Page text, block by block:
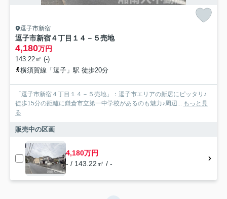
逗子市新宿
逗子市新宿４丁目１４－５売地
4,180万円
143.22㎡ (-)
横須賀線「逗子」駅 徒歩20分
「逗子市新宿４丁目１４－５売地」：逗子市エリアの新居にピッタリ♪
徒歩15分の距離に鎌倉市立第一中学校があるのも魅力♪周辺... もっと見
る
販売中の区画
4,180万円
- / 143.22㎡ / -